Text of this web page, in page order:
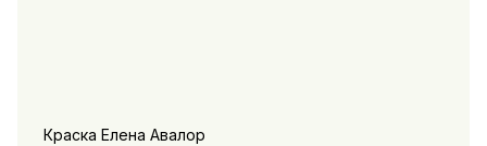
Краска Елена Авалор